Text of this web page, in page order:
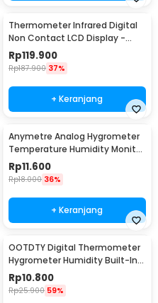
Thermometer Infrared Digital
Non Contact LCD Display -
600S
Rp119.900
Rp187.900 37%
+ Keranjang
Anymetre Analog Hygrometer
Temperature Humidity Monitor
- TH-108
Rp11.600
Rp18.000 36%
+ Keranjang
OOTDTY Digital Thermometer
Hygrometer Humidity Built-In
Probe - SD583
Rp10.800
Rp25.900 59%